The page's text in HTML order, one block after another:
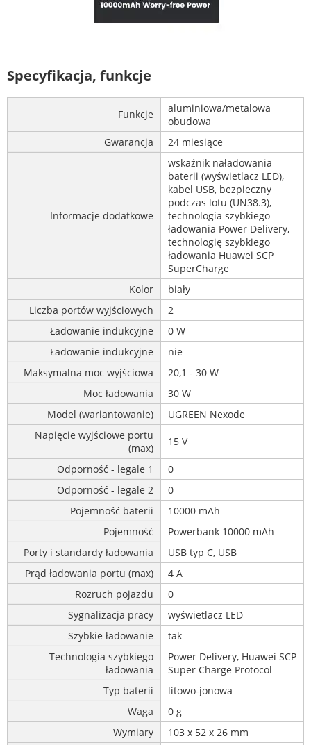
Specyfikacja, funkcje
Funkcje
aluminiowa/metalowa
obudowa
Gwarancja
24 miesiące
Informacje dodatkowe
wskaźnik naładowania
baterii (wyświetlacz LED),
kabel USB, bezpieczny
podczas lotu (UN38.3),
technologia szybkiego
ładowania Power Delivery,
technologię szybkiego
ładowania Huawei SCP
SuperCharge
Kolor
biały
Liczba portów wyjściowych
2
Ładowanie indukcyjne
0 W
Ładowanie indukcyjne
nie
Maksymalna moc wyjściowa
20,1 - 30 W
Moc ładowania
30 W
Model (wariantowanie)
UGREEN Nexode
Napięcie wyjściowe portu
(max)
15 V
Odporność - legale 1
0
Odporność - legale 2
0
Pojemność baterii
10000 mAh
Pojemność
Powerbank 10000 mAh
Porty i standardy ładowania
USB typ C, USB
Prąd ładowania portu (max)
4 A
Rozruch pojazdu
0
Sygnalizacja pracy
wyświetlacz LED
Szybkie ładowanie
tak
Technologia szybkiego
ładowania
Power Delivery, Huawei SCP
Super Charge Protocol
Typ baterii
litowo-jonowa
Waga
0 g
Wymiary
103 x 52 x 26 mm